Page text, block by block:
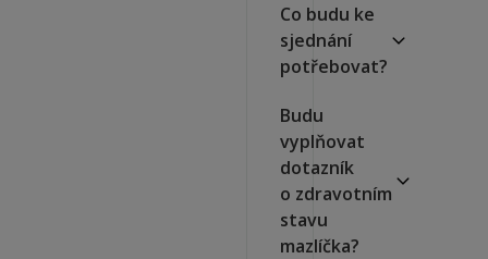
Co budu ke
sjednání
potřebovat?
Budu
vyplňovat
dotazník
o zdravotním
stavu
mazlíčka?